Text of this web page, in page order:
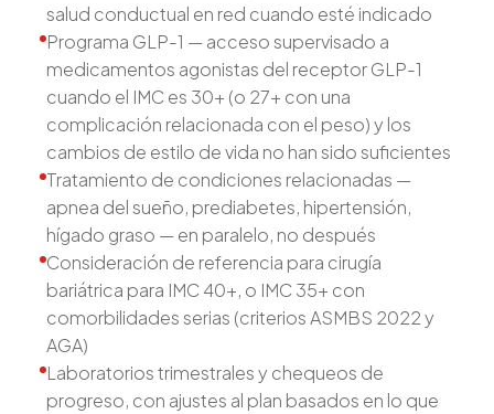
salud conductual en red cuando esté indicado
Programa GLP-1 — acceso supervisado a
medicamentos agonistas del receptor GLP-1
cuando el IMC es 30+ (o 27+ con una
complicación relacionada con el peso) y los
cambios de estilo de vida no han sido suficientes
Tratamiento de condiciones relacionadas —
apnea del sueño, prediabetes, hipertensión,
hígado graso — en paralelo, no después
Consideración de referencia para cirugía
bariátrica para IMC 40+, o IMC 35+ con
comorbilidades serias (criterios ASMBS 2022 y
AGA)
Laboratorios trimestrales y chequeos de
progreso, con ajustes al plan basados en lo que